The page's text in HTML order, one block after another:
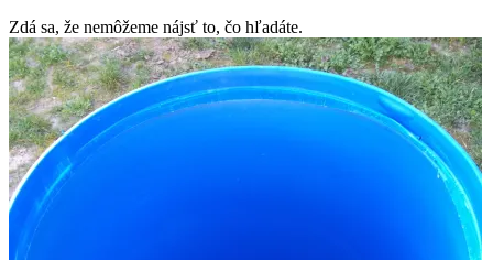
Zdá sa, že nemôžeme nájsť to, čo hľadáte.